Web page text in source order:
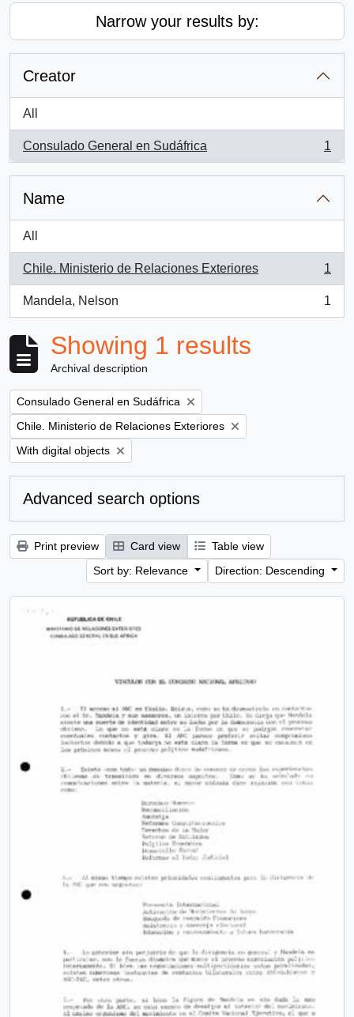
Narrow your results by:
Creator
All
Consulado General en Sudáfrica
, 1 results
1
Name
All
Chile. Ministerio de Relaciones Exteriores
, 1 results
1
Mandela, Nelson
, 1 results
1
Showing 1 results
Archival description
Remove filter:
Consulado General en Sudáfrica
Remove filter:
Chile. Ministerio de Relaciones Exteriores
Remove filter:
With digital objects
Advanced search options
Print preview Card view
Table view
Sort by: Relevance
Direction: Descending